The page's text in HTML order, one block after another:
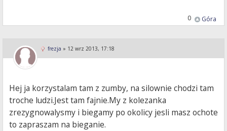
Góra
0
frezja » 12 wrz 2013, 17:18
Hej ja korzystalam tam z zumby, na silownie chodzi tam
troche ludzi.Jest tam fajnie.My z kolezanka
zrezygnowalysmy i biegamy po okolicy jesli masz ochote
to zapraszam na bieganie.